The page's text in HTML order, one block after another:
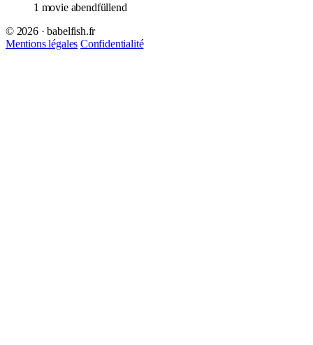
1 movie abendfüllend
© 2026 · babelfish.fr
Mentions légales Confidentialité